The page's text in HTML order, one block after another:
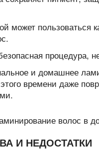
может пользоваться
процедура,
и домашнее
времени даже
И НЕДОСТАТКИ